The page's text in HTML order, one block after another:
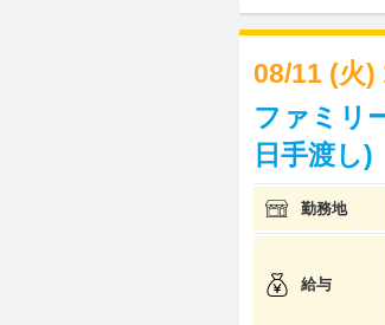
08/11 (火
ファミリ
日手渡し)
勤務地
給与